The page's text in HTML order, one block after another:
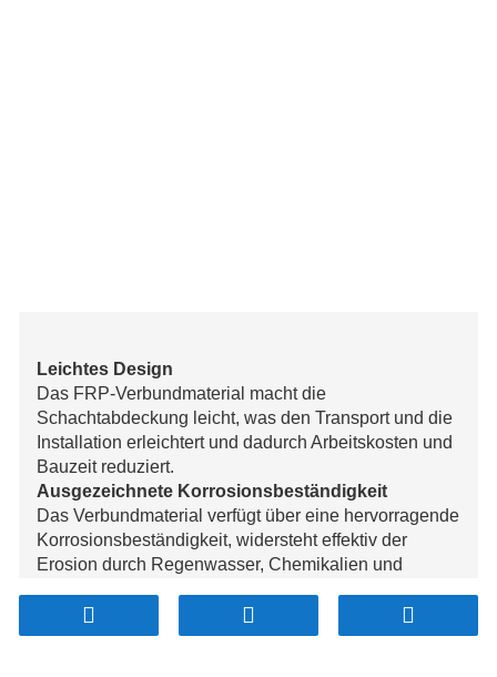
Leichtes Design
Das FRP-Verbundmaterial macht die
Schachtabdeckung leicht, was den Transport und die
Installation erleichtert und dadurch Arbeitskosten und
Bauzeit reduziert.
Ausgezeichnete Korrosionsbeständigkeit
Das Verbundmaterial verfügt über eine hervorragende
Korrosionsbeständigkeit, widersteht effektiv der
Erosion durch Regenwasser, Chemikalien und
Lebensdauer.
Hohe Festigkeit und Belastbarkeit